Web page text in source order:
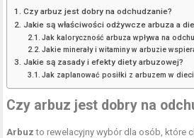
Czy arbuz jest dobry na odchudzanie?
Jakie są właściwości odżywcze arbuza a
Jak kaloryczność arbuza wpływa na
Jakie minerały i witaminy w arbuzie
Jakie są zasady i efekty diety arbuzowej?
Jak zaplanować posiłki z arbuzem w
Czy arbuz jest dobry na
Arbuz to rewelacyjny wybór dla osób, które